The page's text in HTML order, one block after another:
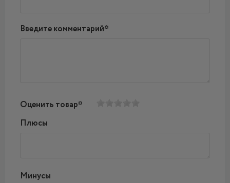
Введите комментарий*
Оценить товар*
Плюсы
Минусы